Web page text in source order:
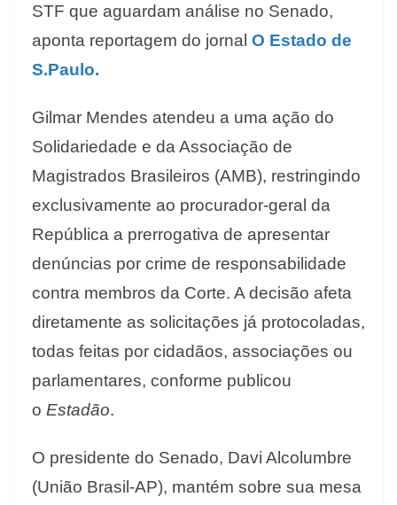
STF que aguardam análise no Senado,
aponta reportagem do jornal O Estado de
S.Paulo.
Gilmar Mendes atendeu a uma ação do
Solidariedade e da Associação de
Magistrados Brasileiros (AMB), restringindo
exclusivamente ao procurador-geral da
República a prerrogativa de apresentar
denúncias por crime de responsabilidade
contra membros da Corte. A decisão afeta
diretamente as solicitações já protocoladas,
todas feitas por cidadãos, associações ou
parlamentares, conforme publicou
o Estadão.
O presidente do Senado, Davi Alcolumbre
(União Brasil-AP), mantém sobre sua mesa